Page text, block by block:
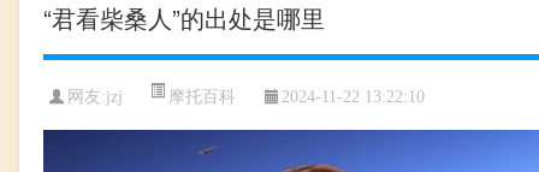
“君看柴桑人”的出处是哪里
网友:jzj 摩托百科 2024-11-22 13:22:10